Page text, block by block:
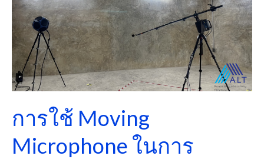
การใช้ Moving
Microphone ในการ
ใช้
Moving
Microphone
การ
ทดสอบ
STC
ใน
การ